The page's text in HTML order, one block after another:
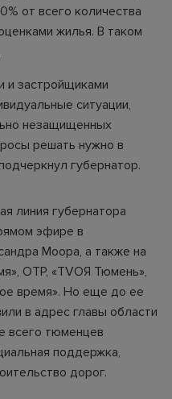
от всего количества
жилья. В таком
и застройщиками
ситуации,
незащищенных
решать нужно в
губернатор.
линия губернатора
эфире в
Моора, а также на
ОТР, «TVOЯ Тюмень»,
время». Но еще до ее
в адрес главы области
всего тюменцев
поддержка,
дорог.